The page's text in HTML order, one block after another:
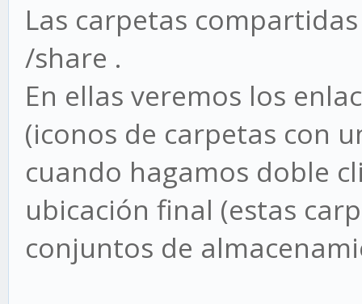
Las carpetas
/share .
En ellas veremos los
(iconos de carpetas con
cuando hagamos doble
ubicación final (estas
conjuntos de